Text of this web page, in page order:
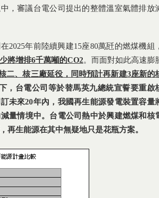
，審議台電公司提出的整體溫室氣體排放
年前陸續興建15座80萬瓩的燃煤機組，
將增排6千萬噸的CO2。而面對如此高速膨
二、核三廠延役，同時預計再新建3座新的
， 台電公司等於替馬英九總統宣誓要重啟
未來20年內，我國再生能源發電裝置容量
量情境中。台電公司熱中於興建燃煤和核
再生能源在其中無疑地只是花瓶方案。